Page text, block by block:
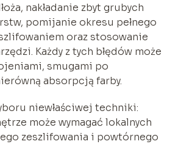
nakładanie zbyt grubych
pomijanie okresu pełnego
oraz stosowanie
Każdy z tych błędów może
smugami po
absorpcją farby.
niewłaściwej techniki:
może wymagać lokalnych
zeszlifowania i powtórnego